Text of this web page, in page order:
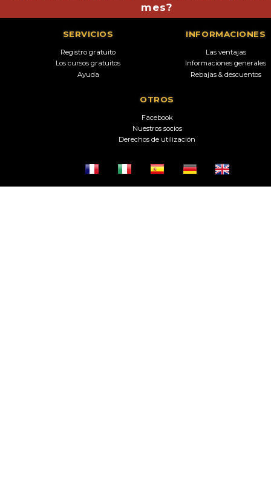
mes?
SERVICIOS
Registro gratuito
Los cursos gratuitos
Ayuda
INFORMACIONES
Las ventajas
Informaciones generales
Rebajas & descuentos
OTROS
Facebook
Nuestros socios
Derechos de utilización